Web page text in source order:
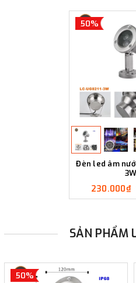
50%
Đèn led âm
3W
230.000₫
SẢN PHẨM
50%